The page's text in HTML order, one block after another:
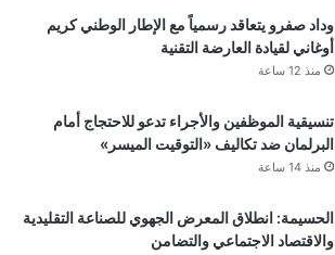
وداد صفرو يتعاقد رسمياً مع الإطار الوطني كريم
أوغاني لقيادة العارضة التقنية
منذ 12 ساعة
تنسيقية الموظفين والأجراء تدعو للاحتجاج أمام
البرلمان ضد تكاليف «التوقيت الميسر»
منذ 14 ساعة
الحسيمة: انطلاق المعرض الجهوي للصناعة التقليدية
والاقتصاد الاجتماعي والتضامن